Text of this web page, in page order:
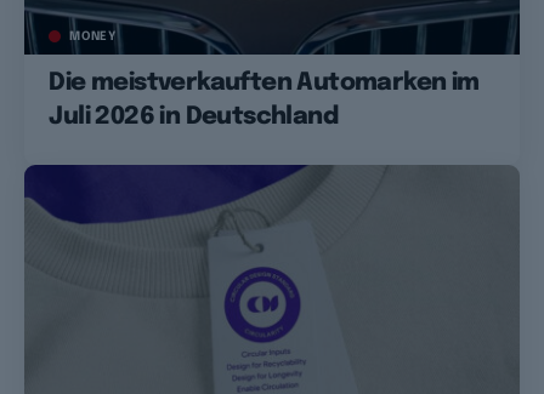
MONEY
Die meistverkauften Automarken im
Juli 2026 in Deutschland